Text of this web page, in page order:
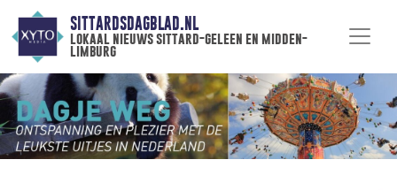
SITTARDSDAGBLAD.NL
lokaal nieuws sittard-geleen en midden-
limburg